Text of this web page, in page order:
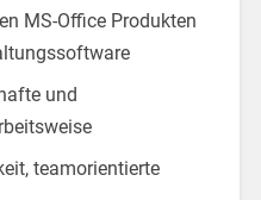
MS-Office Produkten
und
teamorientierte